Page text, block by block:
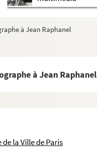
à Jean Raphanel
à Jean Raphanel
la Ville de Paris